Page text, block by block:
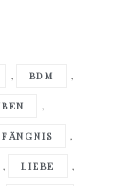
, BDM ,
,
,
, LIEBE ,